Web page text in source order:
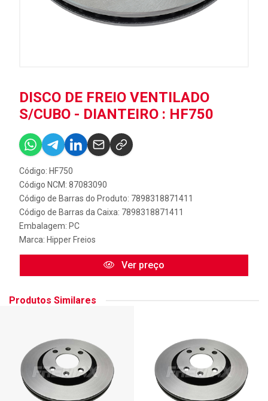
DISCO DE FREIO VENTILADO
S/CUBO - DIANTEIRO : HF750
Código: HF750
Código NCM: 87083090
Código de Barras do Produto: 7898318871411
Código de Barras da Caixa: 7898318871411
Embalagem: PC
Marca: Hipper Freios
Ver preço
Produtos Similares